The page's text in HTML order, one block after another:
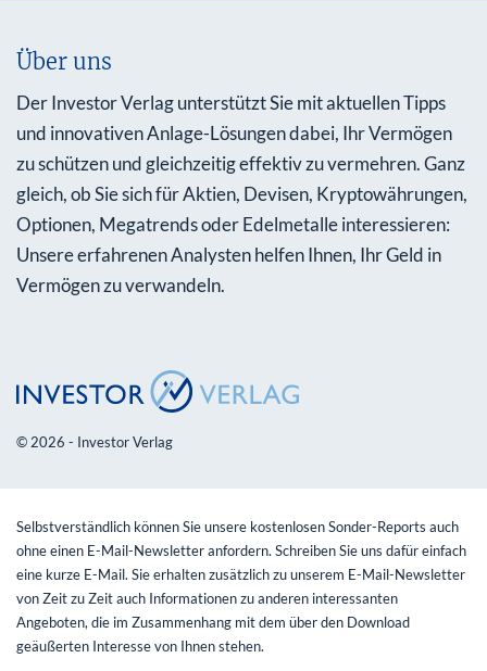
Über uns
Der Investor Verlag unterstützt Sie mit aktuellen Tipps
und innovativen Anlage-Lösungen dabei, Ihr Vermögen
zu schützen und gleichzeitig effektiv zu vermehren. Ganz
gleich, ob Sie sich für Aktien, Devisen, Kryptowährungen,
Optionen, Megatrends oder Edelmetalle interessieren:
Unsere erfahrenen Analysten helfen Ihnen, Ihr Geld in
Vermögen zu verwandeln.
© 2026 - Investor Verlag
Selbstverständlich können Sie unsere kostenlosen Sonder-Reports auch
ohne einen E-Mail-Newsletter anfordern. Schreiben Sie uns dafür einfach
eine kurze E-Mail. Sie erhalten zusätzlich zu unserem E-Mail-Newsletter
von Zeit zu Zeit auch Informationen zu anderen interessanten
Angeboten, die im Zusammenhang mit dem über den Download
geäußerten Interesse von Ihnen stehen.